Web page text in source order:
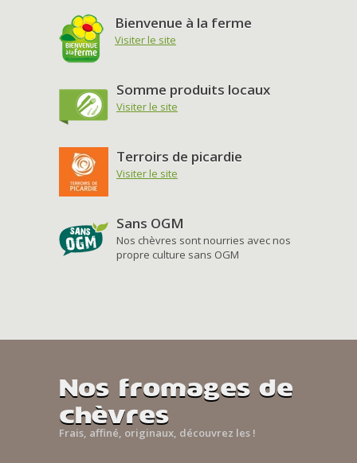
Bienvenue à la ferme
Visiter le site
Somme produits locaux
Visiter le site
Terroirs de picardie
Visiter le site
Sans OGM
Nos chèvres sont nourries avec nos
propre culture sans OGM
Nos fromages de
chèvres
Frais, affiné, originaux, découvrez les !